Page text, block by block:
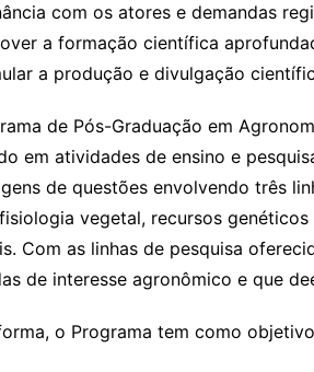
com os atores e demandas
a formação científica
a produção e divulgação
de Pós-Graduação em
em atividades de ensino e
de questões envolvendo três
vegetal, recursos
Com as linhas de pesquisa
de interesse agronômico e que
o Programa tem como